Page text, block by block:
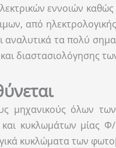
εννοιών
από
τα πολύ
διαστασιολόγησης
μηχανικούς όλων
και κυκλωμάτων μίας
κυκλώματα των